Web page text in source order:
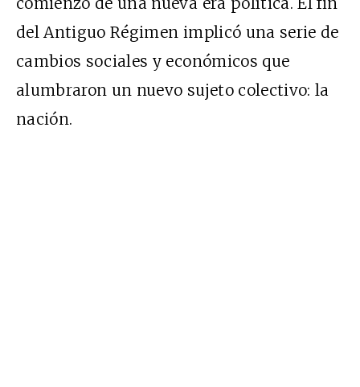
del Antiguo Régimen implicó una serie de
cambios sociales y económicos que
alumbraron un nuevo sujeto colectivo: la
nación.